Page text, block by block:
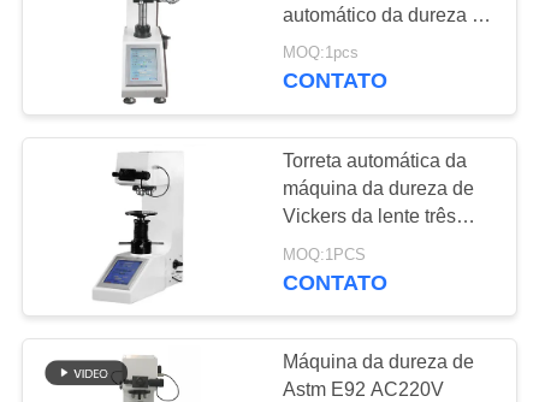
CONTACTE-
PEÇA
UMAS
CITAÇÕES
MAPA
DO
SITE
Revestimento de
medição de
espessura
Portátil da dureza
60
automático da dureza de
Vickers com o
verificador de Vickers da
MOQ:1pcs
CONTATO
Torreta automática da
máquina da dureza de
Vickers da lente três
objetiva com tela táctil
de Digitas
MOQ:1PCS
CONTATO
Máquina da dureza de
Astm E92 AC220V